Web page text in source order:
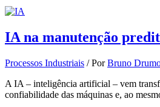
IA na manutenção
Processos Industriais / PorBruno
A IA – inteligência artificial – vem
confiabilidade das máquinas e, ao